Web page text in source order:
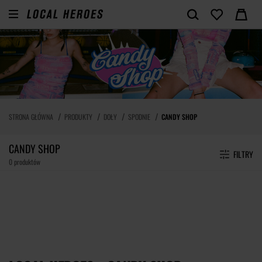
STRONA GŁÓWNA PRODUKTY DOŁY SPODNIE CANDY SHOP
CANDY SHOP
0 produktów
FILTRY